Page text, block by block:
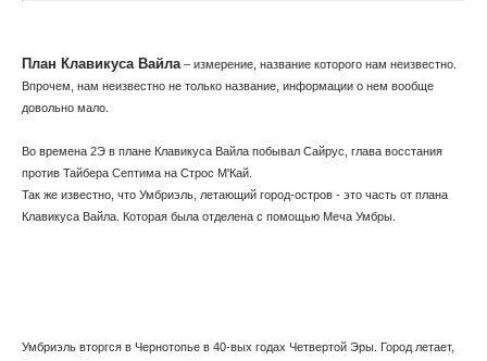
План Клавикуса Вайла – измерение, название которого нам неизвестно.
Впрочем, нам неизвестно не только название, информации о нем вообще
довольно мало.
Во времена 2Э в плане Клавикуса Вайла побывал Сайрус, глава восстания
против Тайбера Септима на Строс М'Кай.
Так же известно, что Умбриэль, летающий город-остров - это часть от плана
Клавикуса Вайла. Которая была отделена с помощью Меча Умбры.
Умбриэль вторгся в Чернотопье в 40-вых годах Четвертой Эры. Город летает,